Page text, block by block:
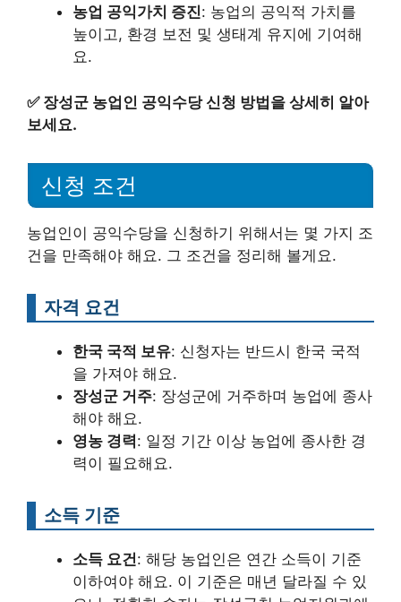
농업 공익가치 증진: 농업의 공익적 가치를
높이고, 환경 보전 및 생태계 유지에 기여해
요.
✅ 장성군 농업인 공익수당 신청 방법을 상세히 알아
보세요.
신청 조건
농업인이 공익수당을 신청하기 위해서는 몇 가지 조
건을 만족해야 해요. 그 조건을 정리해 볼게요.
자격 요건
한국 국적 보유: 신청자는 반드시 한국 국적
을 가져야 해요.
장성군 거주: 장성군에 거주하며 농업에 종사
해야 해요.
영농 경력: 일정 기간 이상 농업에 종사한 경
력이 필요해요.
소득 기준
소득 요건: 해당 농업인은 연간 소득이 기준
이하여야 해요. 이 기준은 매년 달라질 수 있